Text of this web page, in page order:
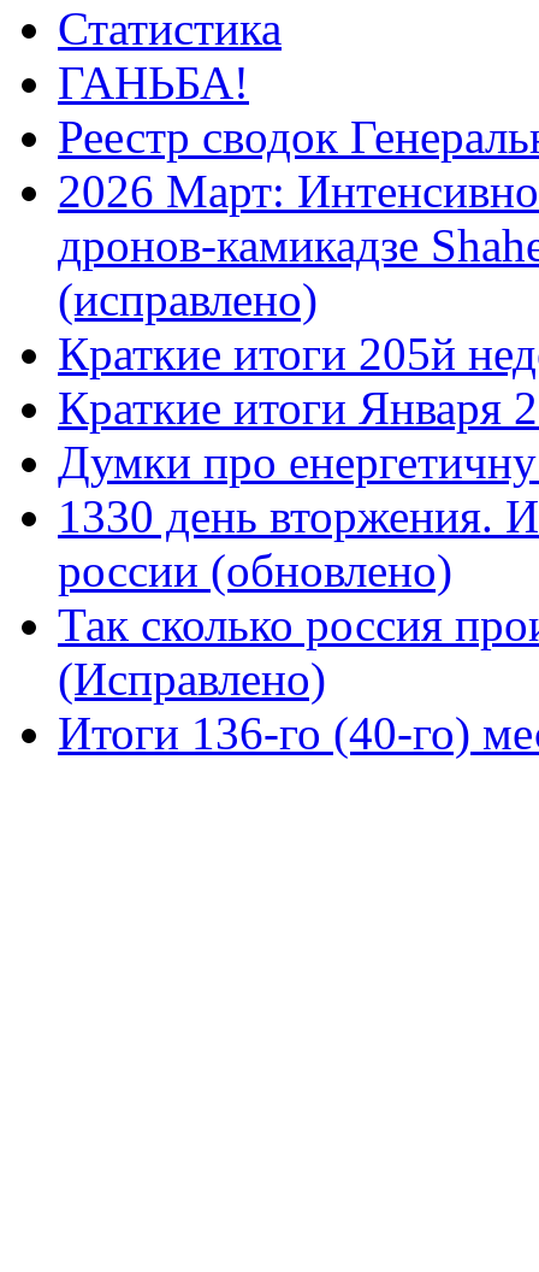
Статистика
ГАНЬБА!
Реестр сводок
2026 Март:
дронов-камикадзе
(исправлено)
Краткие итоги 205й
Краткие итоги Января
Думки про
1330 день вторжения.
россии (обновлено)
Так сколько россия
(Исправлено)
Итоги 136-го (40-го)